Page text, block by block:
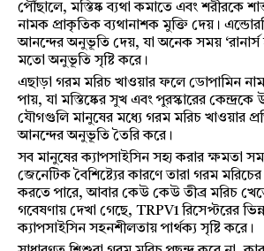
পৌঁছালে, মস্তিষ্ক ব্যথা কমাতে এবং শরীরকে
নামক প্রাকৃতিক ব্যথানাশক মুক্তি দেয়।
আনন্দের অনুভূতি দেয়, যা অনেক সময় ‘রানার্স
মতো অনুভূতি সৃষ্টি করে।
এছাড়া গরম মরিচ খাওয়ার ফলে ডোপামিন
পায়, যা মস্তিষ্কের সুখ এবং পুরস্কারের
যৌগগুলি মানুষের মধ্যে গরম মরিচ খাওয়ার
আনন্দের অনুভূতি তৈরি করে।
সব মানুষের ক্যাপসাইসিন সহ্য করার ক্ষমতা
জেনেটিক বৈশিষ্ট্যের কারণে তারা গরম মরিচের
করতে পারে, আবার কেউ কেউ তীব্র মরিচ
গবেষণায় দেখা গেছে, TRPV1 রিসেপ্টরের
ক্যাপসাইসিন সহনশীলতায় পার্থক্য সৃষ্টি করে।